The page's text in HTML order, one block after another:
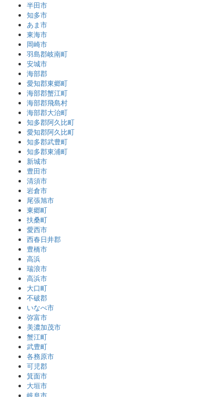
半田市
知多市
あま市
東海市
岡崎市
羽島郡岐南町
安城市
海部郡
愛知郡東郷町
海部郡蟹江町
海部郡飛島村
海部郡大治町
知多郡阿久比町
愛知郡阿久比町
知多郡武豊町
知多郡東浦町
新城市
豊田市
清須市
岩倉市
尾張旭市
東郷町
扶桑町
愛西市
西春日井郡
豊橋市
高浜
瑞浪市
高浜市
大口町
不破郡
いなべ市
弥富市
美濃加茂市
蟹江町
武豊町
各務原市
可児郡
箕面市
大垣市
岐阜市